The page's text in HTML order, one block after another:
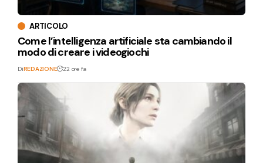
ARTICOLO
Come l’intelligenza artificiale sta cambiando il
modo di creare i videogiochi
DiREDAZIONE 22 ore fa